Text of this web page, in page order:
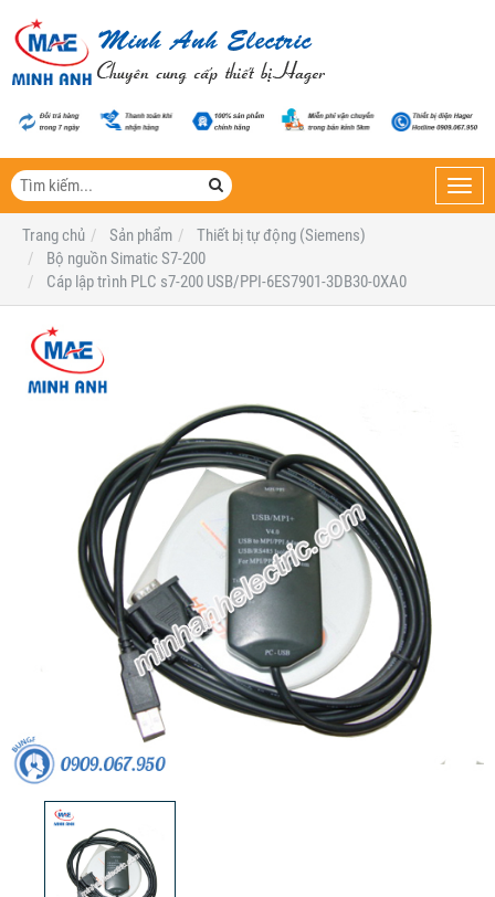
Trang chủ
Sản phẩm
Thiết bị tự động (Siemens)
Bộ nguồn Simatic S7-200
Cáp lập trình PLC s7-200 USB/PPI-6ES7901-3DB30-0XA0